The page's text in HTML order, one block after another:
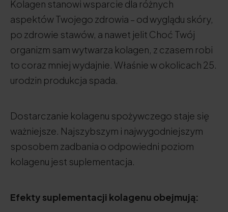
Kolagen stanowi wsparcie dla różnych
aspektów Twojego zdrowia – od wyglądu skóry,
po zdrowie stawów, a nawet jelit Choć Twój
organizm sam wytwarza kolagen, z czasem robi
to coraz mniej wydajnie. Właśnie w okolicach 25.
urodzin produkcja spada.
Dostarczanie kolagenu spożywczego staje się
ważniejsze. Najszybszym i najwygodniejszym
sposobem zadbania o odpowiedni poziom
kolagenu jest suplementacja.
Efekty suplementacji kolagenu obejmują: